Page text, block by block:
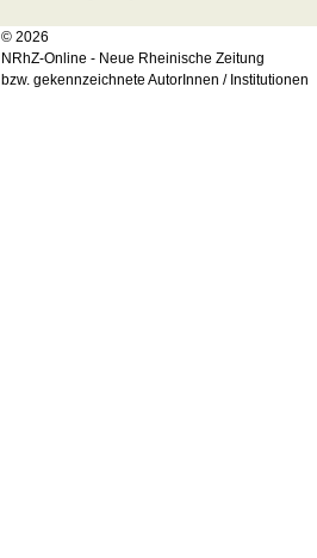
© 2026
NRhZ-Online - Neue Rheinische Zeitung
bzw. gekennzeichnete AutorInnen / Institutionen